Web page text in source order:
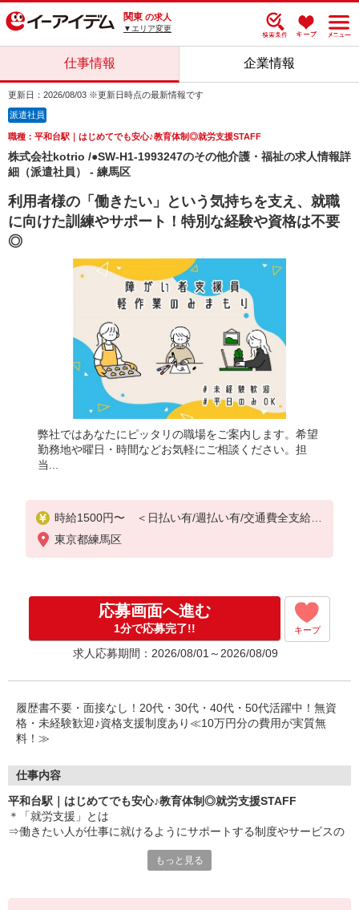
関東 の求人
▼エリア変更
仕事情報 企業情報
更新日：2026/08/03 ※更新日時点の最新情報です
派遣社員
職種：平和台駅｜はじめてでも安心♪教育体制◎就労支援STAFF
株式会社kotrio /●SW-H1-1993247のその他介護・福祉の求人情報詳
細（派遣社員） - 練馬区
利用者様の「働きたい」という気持ちを支え、就職
に向けた訓練やサポート！特別な経験や資格は不要
◎
弊社ではあなたにピッタリの職場をご案内します。希望
勤務地や曜日・時間などお気軽にご相談ください。担
当...
時給1500円〜 ＜日払い有/週払い有/交通費全支給(
ガソリン代含む)＞
東京都練馬区
応募画面へ進む
1分で応募完了!! キープ
求人応募期間：2026/08/01～2026/08/09
履歴書不要・面接なし！20代・30代・40代・50代活躍中！無資
格・未経験歓迎♪資格支援制度あり≪10万円分の費用が実質無
料！≫
仕事内容
平和台駅｜はじめてでも安心♪教育体制◎就労支援STAFF
＊「就労支援」とは
⇒働きたい人が仕事に就けるようにサポートする制度やサービスの
もっと見る